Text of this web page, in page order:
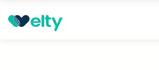
Prenota visita